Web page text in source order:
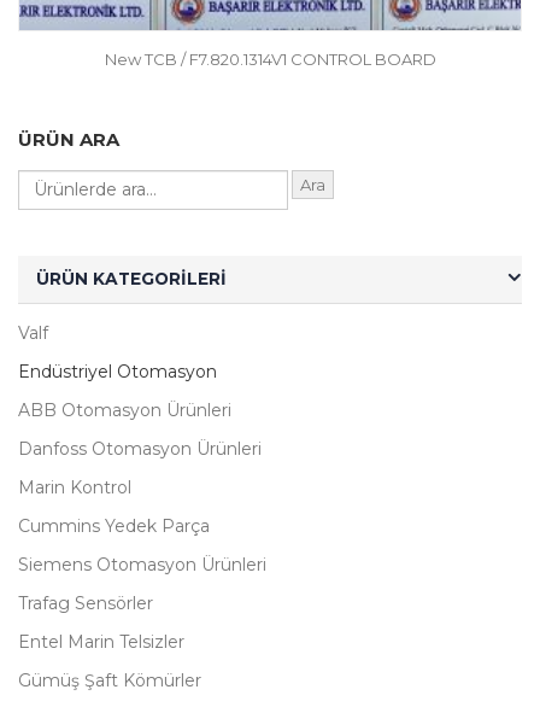
New TCB / F7.820.1314V1 CONTROL BOARD
ÜRÜN ARA
Ara
ÜRÜN KATEGORILERI
Valf
Endüstriyel Otomasyon
ABB Otomasyon Ürünleri
Danfoss Otomasyon Ürünleri
Marin Kontrol
Cummins Yedek Parça
Siemens Otomasyon Ürünleri
Trafag Sensörler
Entel Marin Telsizler
Gümüş Şaft Kömürler